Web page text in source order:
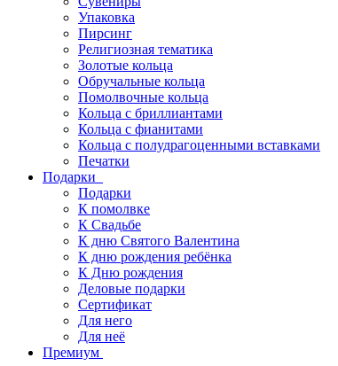
Упаковка
Пирсинг
Религиозная тематика
Золотые кольца
Обручальные кольца
Помолвочные кольца
Кольца с бриллиантами
Кольца с фианитами
Кольца с полудрагоценными вставками
Печатки
Подарки
Подарки
К помолвке
К Свадьбе
К дню Святого Валентина
К дню рождения ребёнка
К Дню рождения
Деловые подарки
Сертификат
Для него
Для неё
Премиум